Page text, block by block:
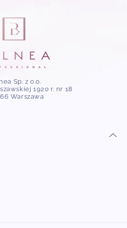
Sp. z o.o.
1920 r. nr 18
Warszawa